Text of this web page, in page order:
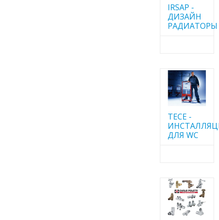
IRSAP -
ДИЗАЙН
РАДИАТОРЫ
TECE -
ДЛЯ WC